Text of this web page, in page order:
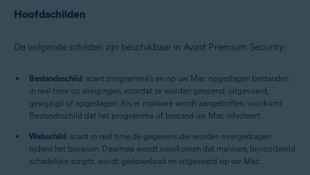
Hoofdschilden
De volgende schilden zijn beschikbaar in Avast Premium Security:
Bestandsschild: scant programma's en op uw Mac opgeslagen bestanden
in real time op dreigingen, voordat ze worden geopend, uitgevoerd,
gewijzigd of opgeslagen. Als er malware wordt aangetroffen, voorkomt
Bestandsschild dat het programma of bestand uw Mac infecteert.
Webschild: scant in real time de gegevens die worden overgedragen
tijdens het browsen. Daarmee wordt voorkomen dat malware, bijvoorbeeld
schadelijke scripts, wordt gedownload en uitgevoerd op uw Mac.